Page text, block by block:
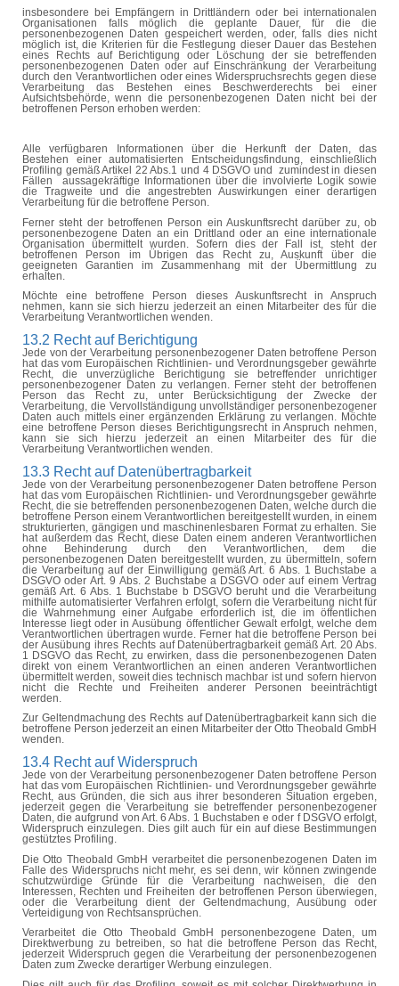
insbesondere bei Empfängern in Drittländern oder bei internationalen
Organisationen falls möglich die geplante Dauer, für die die
personenbezogenen Daten gespeichert werden, oder, falls dies nicht
möglich ist, die Kriterien für die Festlegung dieser Dauer das Bestehen
eines Rechts auf Berichtigung oder Löschung der sie betreffenden
personenbezogenen Daten oder auf Einschränkung der Verarbeitung
durch den Verantwortlichen oder eines Widerspruchsrechts gegen diese
Verarbeitung das Bestehen eines Beschwerderechts bei einer
Aufsichtsbehörde, wenn die personenbezogenen Daten nicht bei der
betroffenen Person erhoben werden:
Alle verfügbaren Informationen über die Herkunft der Daten, das
Bestehen einer automatisierten Entscheidungsfindung, einschließlich
Profiling gemäß Artikel 22 Abs.1 und 4 DSGVO und  zumindest in diesen
Fällen  aussagekräftige Informationen über die involvierte Logik sowie
die Tragweite und die angestrebten Auswirkungen einer derartigen
Verarbeitung für die betroffene Person.
Ferner steht der betroffenen Person ein Auskunftsrecht darüber zu, ob
personenbezogene Daten an ein Drittland oder an eine internationale
Organisation übermittelt wurden. Sofern dies der Fall ist, steht der
betroffenen Person im Übrigen das Recht zu, Auskunft über die
geeigneten Garantien im Zusammenhang mit der Übermittlung zu
erhalten.
Möchte eine betroffene Person dieses Auskunftsrecht in Anspruch
nehmen, kann sie sich hierzu jederzeit an einen Mitarbeiter des für die
Verarbeitung Verantwortlichen wenden.
13.2 Recht auf Berichtigung
Jede von der Verarbeitung personenbezogener Daten betroffene Person
hat das vom Europäischen Richtlinien- und Verordnungsgeber gewährte
Recht, die unverzügliche Berichtigung sie betreffender unrichtiger
personenbezogener Daten zu verlangen. Ferner steht der betroffenen
Person das Recht zu, unter Berücksichtigung der Zwecke der
Verarbeitung, die Vervollständigung unvollständiger personenbezogener
Daten auch mittels einer ergänzenden Erklärung zu verlangen. Möchte
eine betroffene Person dieses Berichtigungsrecht in Anspruch nehmen,
kann sie sich hierzu jederzeit an einen Mitarbeiter des für die
Verarbeitung Verantwortlichen wenden.
13.3 Recht auf Datenübertragbarkeit
Jede von der Verarbeitung personenbezogener Daten betroffene Person
hat das vom Europäischen Richtlinien- und Verordnungsgeber gewährte
Recht, die sie betreffenden personenbezogenen Daten, welche durch die
betroffene Person einem Verantwortlichen bereitgestellt wurden, in einem
strukturierten, gängigen und maschinenlesbaren Format zu erhalten. Sie
hat außerdem das Recht, diese Daten einem anderen Verantwortlichen
ohne Behinderung durch den Verantwortlichen, dem die
personenbezogenen Daten bereitgestellt wurden, zu übermitteln, sofern
die Verarbeitung auf der Einwilligung gemäß Art. 6 Abs. 1 Buchstabe a
DSGVO oder Art. 9 Abs. 2 Buchstabe a DSGVO oder auf einem Vertrag
gemäß Art. 6 Abs. 1 Buchstabe b DSGVO beruht und die Verarbeitung
mithilfe automatisierter Verfahren erfolgt, sofern die Verarbeitung nicht für
die Wahrnehmung einer Aufgabe erforderlich ist, die im öffentlichen
Interesse liegt oder in Ausübung öffentlicher Gewalt erfolgt, welche dem
Verantwortlichen übertragen wurde. Ferner hat die betroffene Person bei
der Ausübung ihres Rechts auf Datenübertragbarkeit gemäß Art. 20 Abs.
1 DSGVO das Recht, zu erwirken, dass die personenbezogenen Daten
direkt von einem Verantwortlichen an einen anderen Verantwortlichen
übermittelt werden, soweit dies technisch machbar ist und sofern hiervon
nicht die Rechte und Freiheiten anderer Personen beeinträchtigt
werden.
Zur Geltendmachung des Rechts auf Datenübertragbarkeit kann sich die
betroffene Person jederzeit an einen Mitarbeiter der Otto Theobald GmbH
wenden.
13.4 Recht auf Widerspruch
Jede von der Verarbeitung personenbezogener Daten betroffene Person
hat das vom Europäischen Richtlinien- und Verordnungsgeber gewährte
Recht, aus Gründen, die sich aus ihrer besonderen Situation ergeben,
jederzeit gegen die Verarbeitung sie betreffender personenbezogener
Daten, die aufgrund von Art. 6 Abs. 1 Buchstaben e oder f DSGVO erfolgt,
Widerspruch einzulegen. Dies gilt auch für ein auf diese Bestimmungen
gestütztes Profiling.
Die Otto Theobald GmbH verarbeitet die personenbezogenen Daten im
Falle des Widerspruchs nicht mehr, es sei denn, wir können zwingende
schutzwürdige Gründe für die Verarbeitung nachweisen, die den
Interessen, Rechten und Freiheiten der betroffenen Person überwiegen,
oder die Verarbeitung dient der Geltendmachung, Ausübung oder
Verteidigung von Rechtsansprüchen.
Verarbeitet die Otto Theobald GmbH personenbezogene Daten, um
Direktwerbung zu betreiben, so hat die betroffene Person das Recht,
jederzeit Widerspruch gegen die Verarbeitung der personenbezogenen
Daten zum Zwecke derartiger Werbung einzulegen.